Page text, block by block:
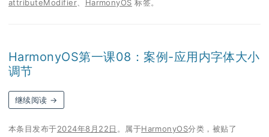
attributeModifier
HarmonyOS 标签。
HarmonyOS第一课08：案例-应用内字体大小
调节
继续阅读 →
本条目发布于2024年8月22日 。属于HarmonyOS分类，被贴了